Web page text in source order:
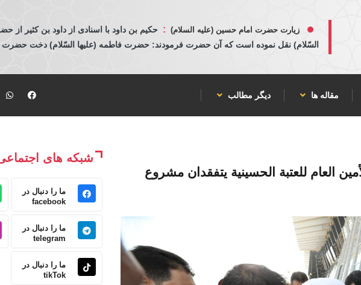
زیارت حضرت امام حسین (علیه السلام) : حكيم بن داود با اسنادی از داود بن كثير از
السّلام) نقل نموده است كه آن حضرت فرمودند: حضرت فاطمه (عليها السّلام) دخت
مقاله ها دیگر مطالب
العام للعتبة الحسينية يتفقدان مشروع
شبکه های
ما را دنبال در
facebook
ما را دنبال در
telegram
ما را دنبال در
tikTok